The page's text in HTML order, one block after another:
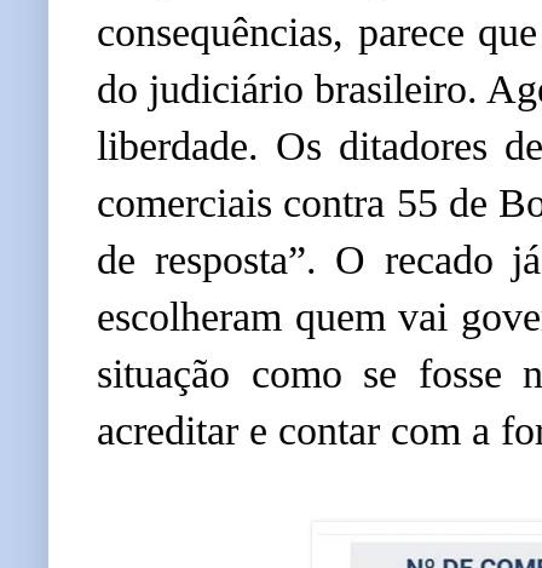
consequências, parece
do judiciário brasileiro.
liberdade. Os ditadores
comerciais contra 55 de
de resposta”. O recado
escolheram quem vai
situação como se fosse
acreditar e contar com a